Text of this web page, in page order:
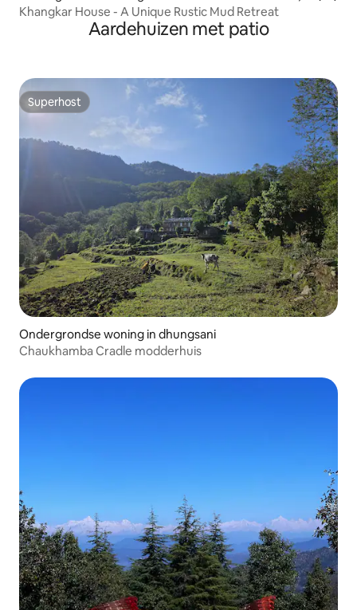
Khangkar House - A Unique Rustic Mud Retreat
Aardehuizen met patio
Superhost
Superhost
Ondergrondse woning in dhungsani
Chaukhamba Cradle modderhuis